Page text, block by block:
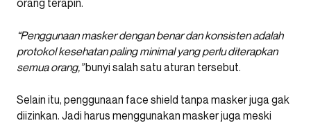
“Penggunaan masker dengan benar dan konsisten adalah
protokol kesehatan paling minimal yang perlu diterapkan
semua orang,”bunyi salah satu aturan tersebut.
Selain itu, penggunaan face shield tanpa masker juga gak
diizinkan. Jadi harus menggunakan masker juga meski